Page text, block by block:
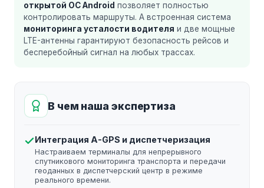
открытой ОС Android позволяет полностью
контролировать маршруты. А встроенная система
мониторинга усталости водителя и две мощные
LTE-антенны гарантируют безопасность рейсов и
бесперебойный сигнал на любых трассах.
В чем наша экспертиза
Интеграция A-GPS и диспетчеризация
Настраиваем терминалы для непрерывного
спутникового мониторинга транспорта и передачи
геоданных в диспетчерский центр в режиме
реального времени.